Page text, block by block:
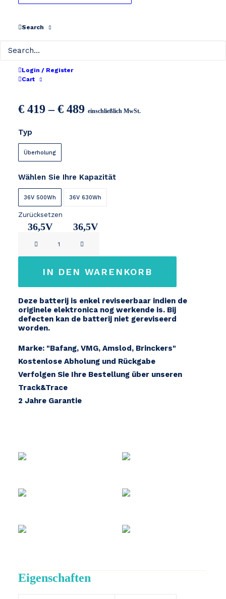
Search
Login / Register
Cart
Bafang 36V
€ 419 –€ 489Preisspanne:
einschließlich MwSt.
Typ
Überholung
Wählen Sie Ihre Kapazität
36V 500Wh
36,5V
36V 630Wh
36,5V
Zurücksetzen
IN DEN WARENKORB
Deze batterij is enkel reviseerbaar indien de
originele elektronica nog werkende is. Bij
defecten kan de batterij niet gereviseerd
worden.
Marke: "Bafang, VMG, Amslod, Brinckers"
Kostenlose Abholung und Rückgabe
Verfolgen Sie Ihre Bestellung über unseren
Track&Trace
2 Jahre Garantie
Eigenschaften